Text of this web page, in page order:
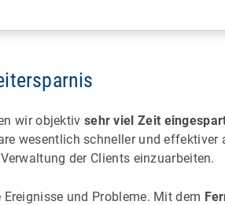
wir objektiv sehr viel Zeit
wesentlich schneller und effektiver
der Clients einzuarbeiten.
und Probleme. Mit dem